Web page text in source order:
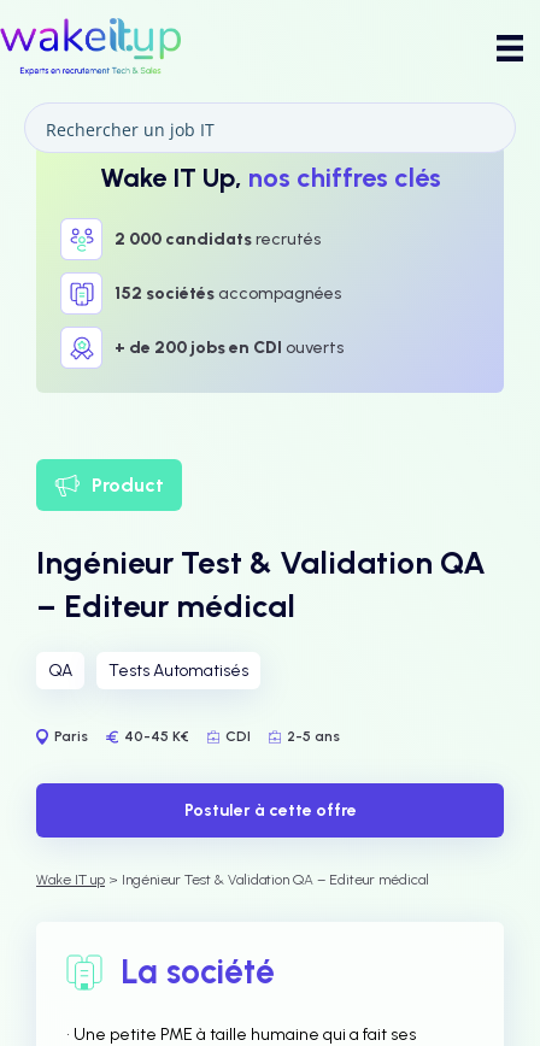
Wake IT Up, nos chiffres clés
2 000 candidatsrecrutés
152 sociétésaccompagnées
+ de 200 jobs en CDI ouverts
Product
Ingénieur Test & Validation QA
– Editeur médical
QA Tests Automatisés
Paris 40-45 K€ CDI 2-5 ans
Postuler à cette offre
Wake IT up > Ingénieur Test & Validation QA – Editeur médical
La société
• Une petite PME à taille humaine qui a fait ses